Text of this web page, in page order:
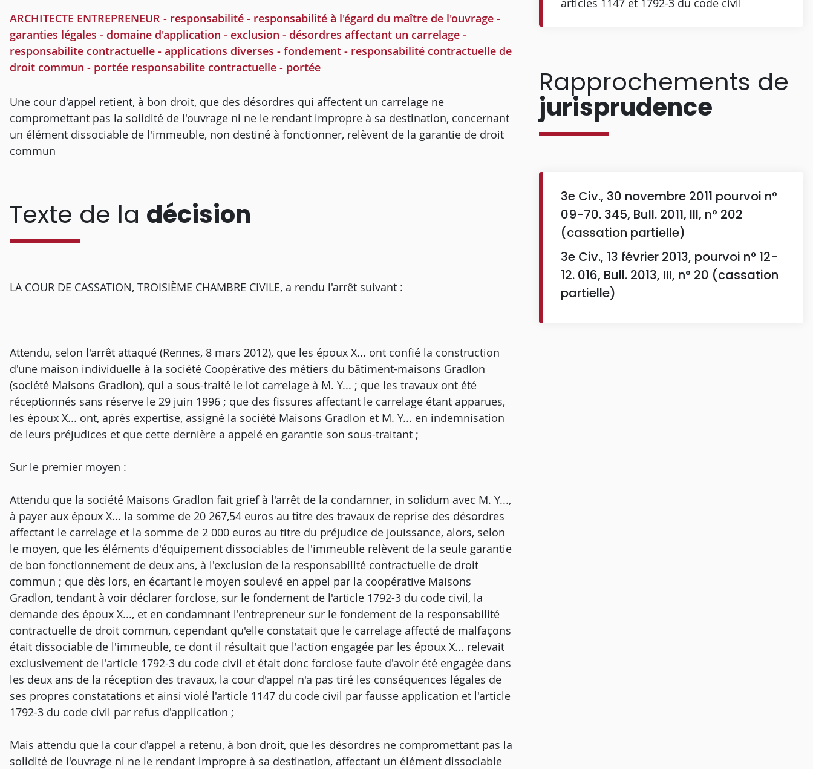
ARCHITECTE ENTREPRENEUR - responsabilité - responsabilité à l'égard du maître de l'ouvrage -
garanties légales - domaine d'application - exclusion - désordres affectant un carrelage -
responsabilite contractuelle - applications diverses - fondement - responsabilité contractuelle de
droit commun - portée responsabilite contractuelle - portée
Une cour d'appel retient, à bon droit, que des désordres qui affectent un carrelage ne
compromettant pas la solidité de l'ouvrage ni ne le rendant impropre à sa destination, concernant
un élément dissociable de l'immeuble, non destiné à fonctionner, relèvent de la garantie de droit
commun
Texte de la décision
LA COUR DE CASSATION, TROISIÈME CHAMBRE CIVILE, a rendu l'arrêt suivant :
Attendu, selon l'arrêt attaqué (Rennes, 8 mars 2012), que les époux X... ont confié la construction
d'une maison individuelle à la société Coopérative des métiers du bâtiment-maisons Gradlon
(société Maisons Gradlon), qui a sous-traité le lot carrelage à M. Y... ; que les travaux ont été
réceptionnés sans réserve le 29 juin 1996 ; que des fissures affectant le carrelage étant apparues,
les époux X... ont, après expertise, assigné la société Maisons Gradlon et M. Y... en indemnisation
de leurs préjudices et que cette dernière a appelé en garantie son sous-traitant ;
Sur le premier moyen :
Attendu que la société Maisons Gradlon fait grief à l'arrêt de la condamner, in solidum avec M. Y...,
à payer aux époux X... la somme de 20 267,54 euros au titre des travaux de reprise des désordres
affectant le carrelage et la somme de 2 000 euros au titre du préjudice de jouissance, alors, selon
le moyen, que les éléments d'équipement dissociables de l'immeuble relèvent de la seule garantie
de bon fonctionnement de deux ans, à l'exclusion de la responsabilité contractuelle de droit
commun ; que dès lors, en écartant le moyen soulevé en appel par la coopérative Maisons
Gradlon, tendant à voir déclarer forclose, sur le fondement de l'article 1792-3 du code civil, la
demande des époux X..., et en condamnant l'entrepreneur sur le fondement de la responsabilité
contractuelle de droit commun, cependant qu'elle constatait que le carrelage affecté de malfaçons
était dissociable de l'immeuble, ce dont il résultait que l'action engagée par les époux X... relevait
exclusivement de l'article 1792-3 du code civil et était donc forclose faute d'avoir été engagée dans
les deux ans de la réception des travaux, la cour d'appel n'a pas tiré les conséquences légales de
ses propres constatations et ainsi violé l'article 1147 du code civil par fausse application et l'article
1792-3 du code civil par refus d'application ;
Mais attendu que la cour d'appel a retenu, à bon droit, que les désordres ne compromettant pas la
solidité de l'ouvrage ni ne le rendant impropre à sa destination, affectant un élément dissociable
articles 1147 et 1792-3 du code civil
Rapprochements de
jurisprudence
3e Civ., 30 novembre 2011 pourvoi n°
09-70. 345, Bull. 2011, III, n° 202
(cassation partielle)
3e Civ., 13 février 2013, pourvoi n° 12-
12. 016, Bull. 2013, III, n° 20 (cassation
partielle)